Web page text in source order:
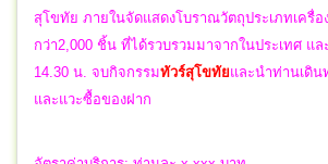
สุโขทัย ภายในจัดแสดงโบราณวัตถุประเภทเครื่
กว่า2,000 ชิ้น ที่ได้รวบรวมมาจากในประเทศ แล
14.30 น. จบกิจกรรมทัวร์สุโขทัยและนำท่านเดิน
และแวะซื้อของฝาก